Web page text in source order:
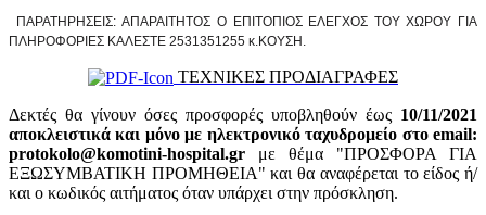
ΠΑΡΑΤΗΡΗΣΕΙΣ:ΑΠΑΡΑΙΤΗΤΟΣ Ο ΕΠΙΤΟΠΙΟΣ ΕΛΕΓΧΟΣ ΤΟΥ ΧΩΡΟΥ ΓΙΑ
ΠΛΗΡΟΦΟΡΙΕΣ ΚΑΛΕΣΤΕ 2531351255 κ.ΚΟΥΣΗ.
ΤΕΧΝΙΚΕΣ ΠΡΟΔΙΑΓΡΑΦΕΣ
Δεκτές θα γίνουν όσες προσφορές υποβληθούν έως 10/11/2021
αποκλειστικά και μόνο με ηλεκτρονικό ταχυδρομείο στο email:
protokolo@komotini-hospital.gr με θέμα "ΠΡΟΣΦΟΡΑ ΓΙΑ
ΕΞΩΣΥΜΒΑΤΙΚΗ ΠΡΟΜΗΘΕΙΑ" και θα αναφέρεται το είδος ή/
και ο κωδικός αιτήματος όταν υπάρχει στην πρόσκληση.